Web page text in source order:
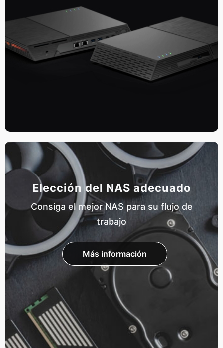
Elección del NAS adecuado
Consiga el mejor NAS para su flujo de
trabajo
Más información